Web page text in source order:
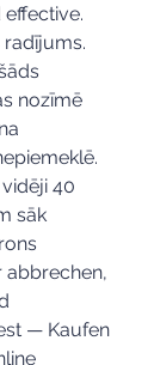
radījums.
nozīmē
40
sāk
abbrechen,
— Kaufen